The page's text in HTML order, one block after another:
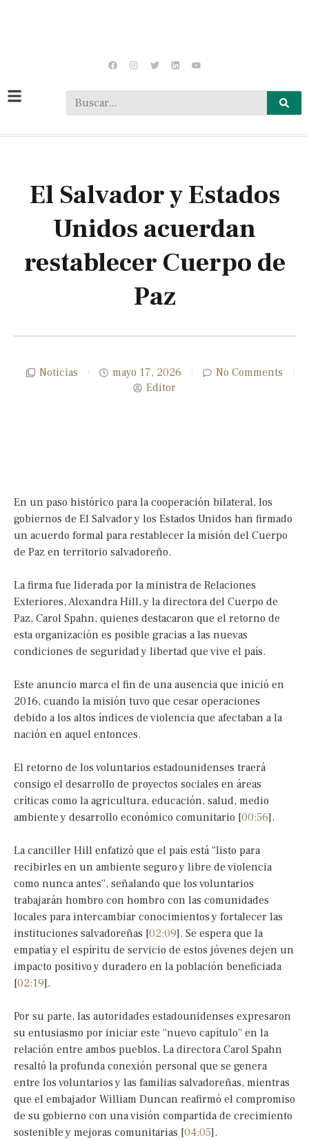
El Salvador y Estados
Unidos acuerdan
restablecer Cuerpo de
Paz
Noticias mayo 17, 2026
No Comments
Editor
En un paso histórico para la cooperación bilateral, los
gobiernos de El Salvador y los Estados Unidos han firmado
un acuerdo formal para restablecer la misión del Cuerpo
de Paz en territorio salvadoreño.
La firma fue liderada por la ministra de Relaciones
Exteriores, Alexandra Hill, y la directora del Cuerpo de
Paz, Carol Spahn, quienes destacaron que el retorno de
esta organización es posible gracias a las nuevas
condiciones de seguridad y libertad que vive el país.
Este anuncio marca el fin de una ausencia que inició en
2016, cuando la misión tuvo que cesar operaciones
debido a los altos índices de violencia que afectaban a la
nación en aquel entonces.
El retorno de los voluntarios estadounidenses traerá
consigo el desarrollo de proyectos sociales en áreas
críticas como la agricultura, educación, salud, medio
ambiente y desarrollo económico comunitario [00:56].
La canciller Hill enfatizó que el país está “listo para
recibirles en un ambiente seguro y libre de violencia
como nunca antes”, señalando que los voluntarios
trabajarán hombro con hombro con las comunidades
locales para intercambiar conocimientos y fortalecer las
instituciones salvadoreñas [02:09]. Se espera que la
empatía y el espíritu de servicio de estos jóvenes dejen un
impacto positivo y duradero en la población beneficiada
[02:19].
Por su parte, las autoridades estadounidenses expresaron
su entusiasmo por iniciar este “nuevo capítulo” en la
relación entre ambos pueblos. La directora Carol Spahn
resaltó la profunda conexión personal que se genera
entre los voluntarios y las familias salvadoreñas, mientras
que el embajador William Duncan reafirmó el compromiso
de su gobierno con una visión compartida de crecimiento
sostenible y mejoras comunitarias [04:05].